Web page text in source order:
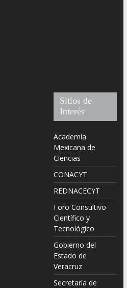
Sitios de
Interés
Academia
Mexicana de
Ciencias
CONACYT
REDNACECYT
Foro Consultivo
Científico y
Tecnológico
Gobierno del
Estado de
Veracruz
Secretaría de